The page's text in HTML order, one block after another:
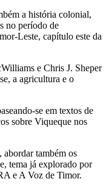
a história colonial,
no período de
Leste, capítulo este da
e Chris J. Sheper
a agricultura e o
se em textos de
sobre Viqueque nos
abordar também os
tema já explorado por
e A Voz de Timor.